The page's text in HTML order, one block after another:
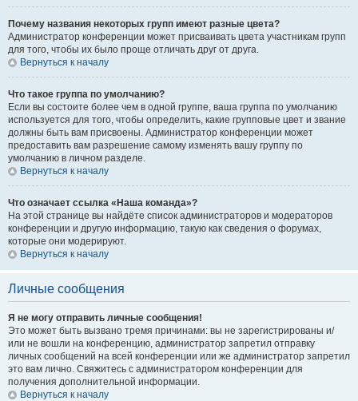
Почему названия некоторых групп имеют разные цвета?
Администратор конференции может присваивать цвета участникам групп
для того, чтобы их было проще отличать друг от друга.
Вернуться к началу
Что такое группа по умолчанию?
Если вы состоите более чем в одной группе, ваша группа по умолчанию
используется для того, чтобы определить, какие групповые цвет и звание
должны быть вам присвоены. Администратор конференции может
предоставить вам разрешение самому изменять вашу группу по
умолчанию в личном разделе.
Вернуться к началу
Что означает ссылка «Наша команда»?
На этой странице вы найдёте список администраторов и модераторов
конференции и другую информацию, такую как сведения о форумах,
которые они модерируют.
Вернуться к началу
Личные сообщения
Я не могу отправить личные сообщения!
Это может быть вызвано тремя причинами: вы не зарегистрированы и/
или не вошли на конференцию, администратор запретил отправку
личных сообщений на всей конференции или же администратор запретил
это вам лично. Свяжитесь с администратором конференции для
получения дополнительной информации.
Вернуться к началу